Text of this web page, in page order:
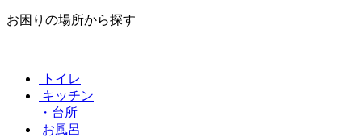
お困りの場所から探す
トイレ
キッチン
・台所
お風呂